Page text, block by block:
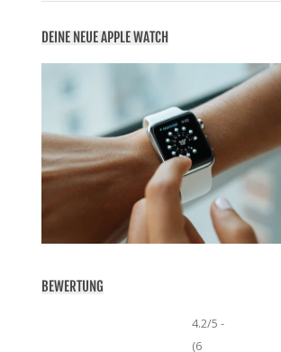
DEINE NEUE APPLE WATCH
BEWERTUNG
4.2/5 -
(6